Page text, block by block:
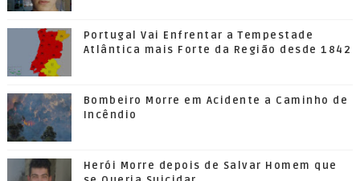
Portugal Vai Enfrentar a Tempestade
Atlântica mais Forte da Região desde 1842
Bombeiro Morre em Acidente a Caminho de
Incêndio
Herói Morre depois de Salvar Homem que